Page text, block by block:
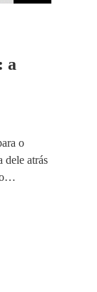
a
o
dele atrás